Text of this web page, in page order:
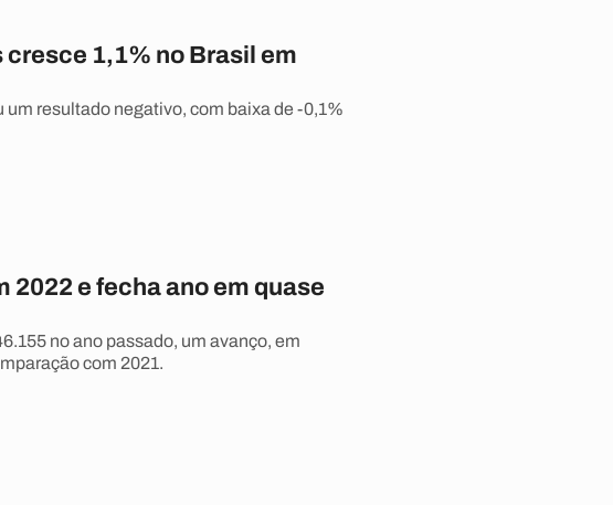
1,1% no Brasil em
resultado negativo, com baixa de -0,1%
2022 e fecha ano em quase
no ano passado, um avanço, em
com 2021.